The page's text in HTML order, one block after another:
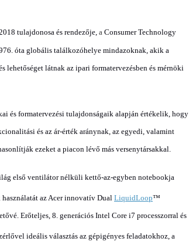
tulajdonosa és rendezője, a Consumer Technology
óta globális találkozóhelye mindazoknak, akik a
látnak az ipari formatervezésben és mérnöki
és formatervezési tulajdonságaik alapján értékelik, hogy
és az ár-érték aránynak, az egyedi, valamint
ezeket a piacon lévő más versenytársakkal.
első ventilátor nélküli kettő-az-egyben notebookja
használatát az Acer innovatív Dual LiquidLoop™
Erőteljes, 8. generációs Intel Core i7 processzorral és
ideális választás az gépigényes feladatokhoz, a